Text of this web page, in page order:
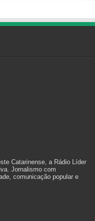
Catarinense, a Rádio Líder
Jornalismo com
comunicação popular e